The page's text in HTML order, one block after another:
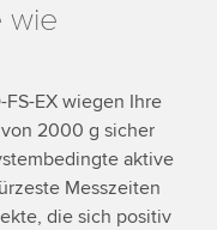
wie
FS-EX wiegen Ihre
2000 g sicher
aktive
Messzeiten
die sich positiv